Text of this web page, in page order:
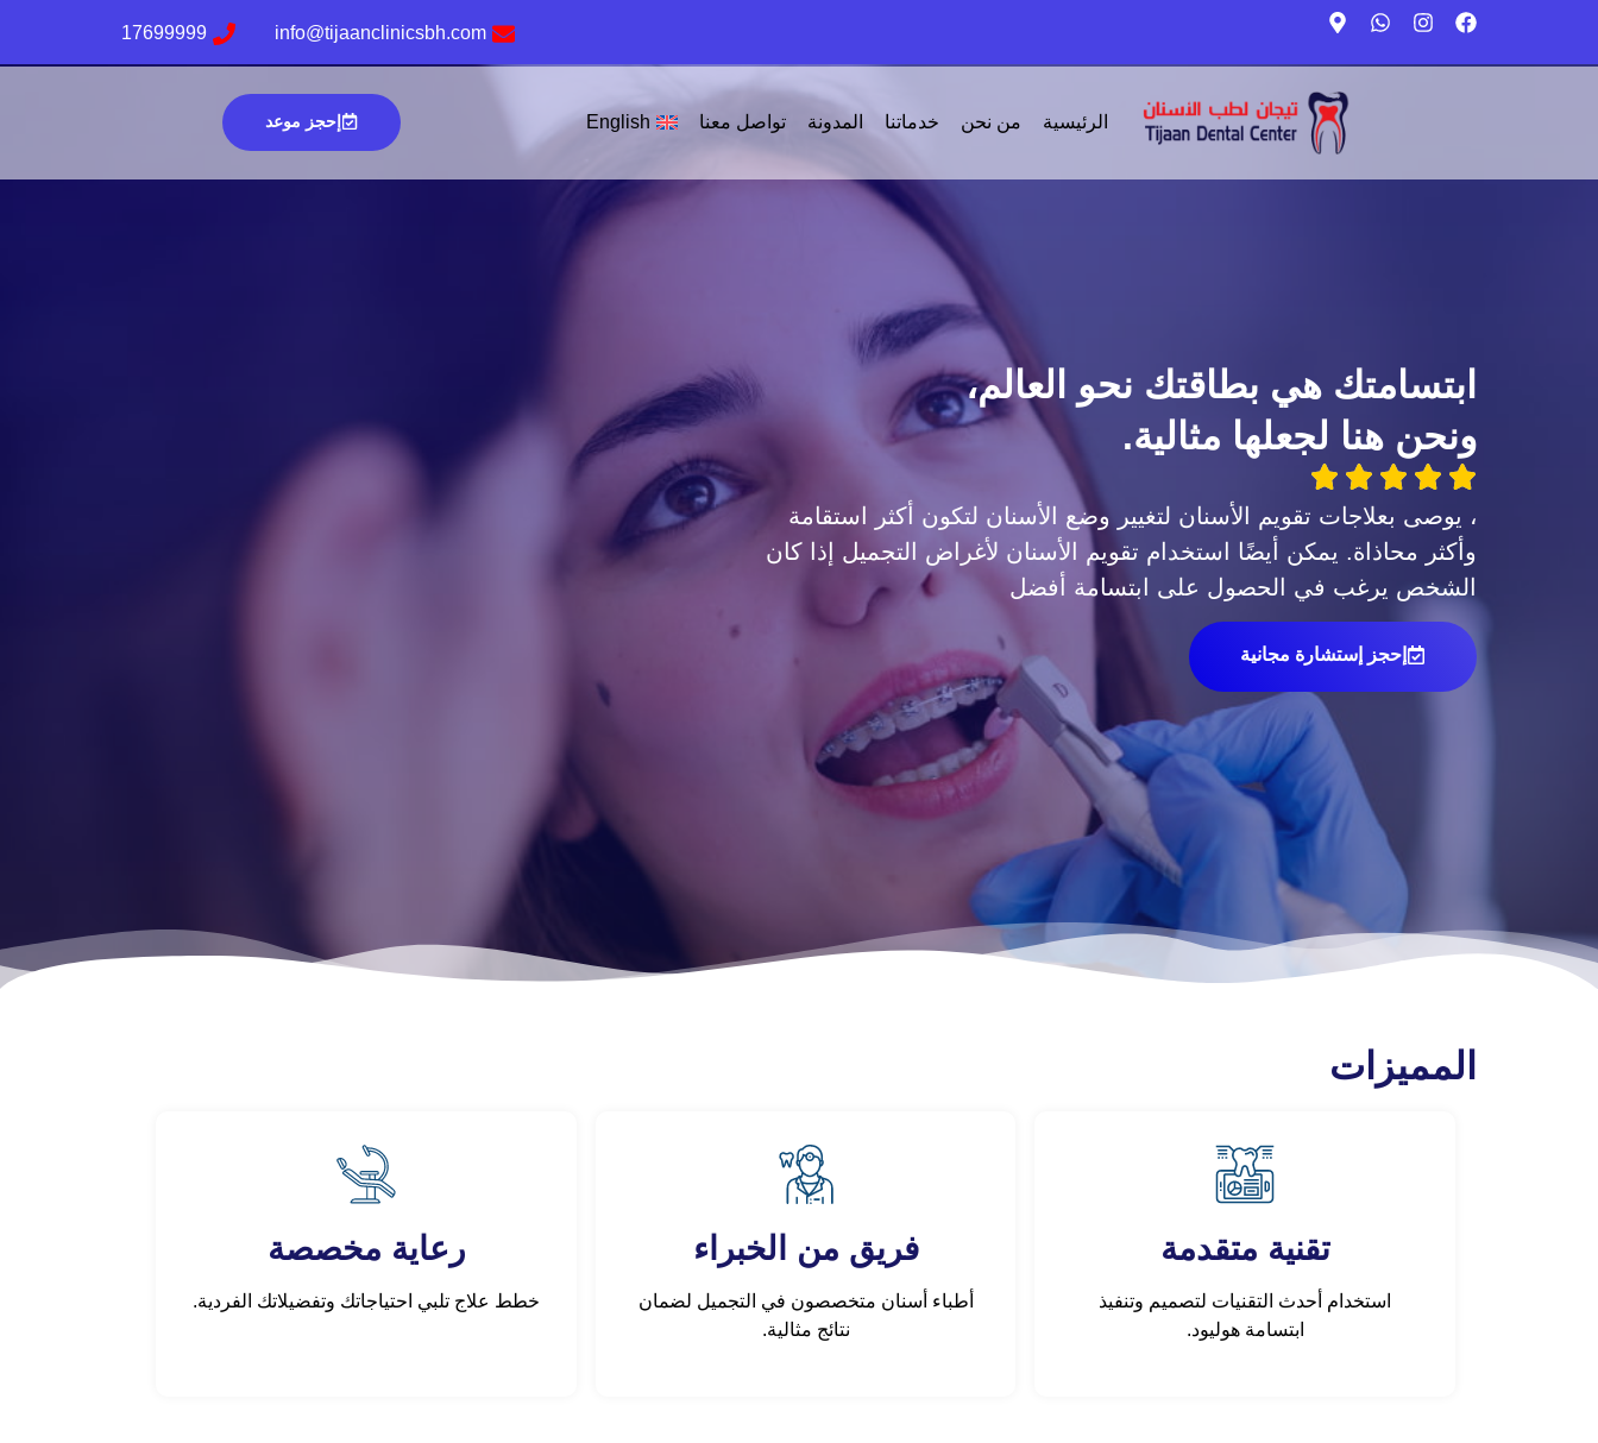
info@tijaanclinicsbh.com
17699999
الرئيسية من نحن خدماتنا المدونة تواصل معنا English إحجز موعد
ابتسامتك هي بطاقتك نحو العالم،
ونحن هنا لجعلها مثالية.
، يوصى بعلاجات تقويم الأسنان لتغيير وضع الأسنان لتكون أكثر استقامة
وأكثر محاذاة. يمكن أيضًا استخدام تقويم الأسنان لأغراض التجميل إذا كان
الشخص يرغب في الحصول على ابتسامة أفضل
إحجز إستشارة مجانية
المميزات
تقنية متقدمة
استخدام أحدث التقنيات لتصميم وتنفيذ
ابتسامة هوليود.
فريق من الخبراء
أطباء أسنان متخصصون في التجميل لضمان
نتائج مثالية.
رعاية مخصصة
خطط علاج تلبي احتياجاتك وتفضيلاتك الفردية.